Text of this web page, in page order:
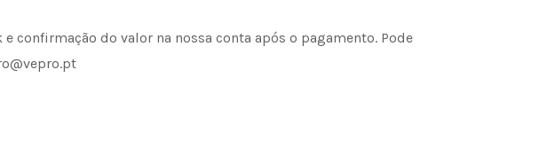
confirmação do valor na nossa conta após o pagamento. Pode